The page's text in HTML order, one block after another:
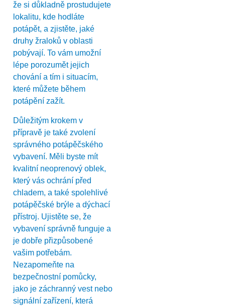
že si důkladně prostudujete
lokalitu, kde hodláte
potápět, a zjistěte, jaké
druhy žraloků v oblasti
pobývají. To vám umožní
lépe porozumět jejich
chování a tím i situacím,
které můžete během
potápění zažít.
Důležitým krokem v
přípravě je také zvolení
správného potápěčského
vybavení. Měli byste mít
kvalitní neoprenový oblek,
který vás ochrání před
chladem, a také spolehlivé
potápěčské brýle a dýchací
přístroj. Ujistěte se, že
vybavení správně funguje a
je dobře přizpůsobené
vašim potřebám.
Nezapomeňte na
bezpečnostní pomůcky,
jako je záchranný vest nebo
signální zařízení, která